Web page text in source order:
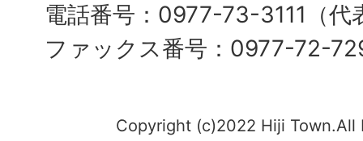
電話番号：0977-73-3111（代
ファックス番号：0977-72-
Copyright (c)2022 Hiji Town.All